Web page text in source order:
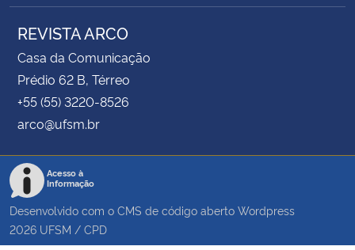
REVISTA ARCO
Casa da Comunicação
Prédio 62 B, Térreo
+55 (55) 3220-8526
arco@ufsm.br
Acesso à
Informação
Desenvolvido com o CMS de código aberto Wordpress
2026 UFSM / CPD